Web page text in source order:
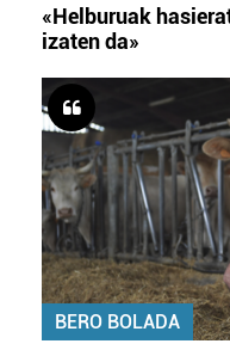
«Helburuak
izaten da»
BERO BOLADA